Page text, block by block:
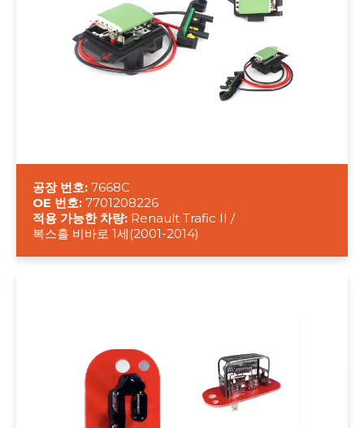
공장 번호: 7668C
OE 번호: 7701208226
적용 가능한 차량: Renault Trafic II /
복스홀 비바로 1세(2001-2014)